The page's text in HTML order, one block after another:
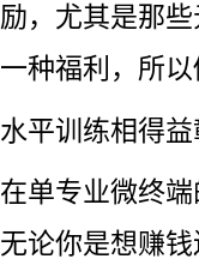
励，尤其是那
一种福利，所
水平训练相得益
在单专业微终
无论你是想赚